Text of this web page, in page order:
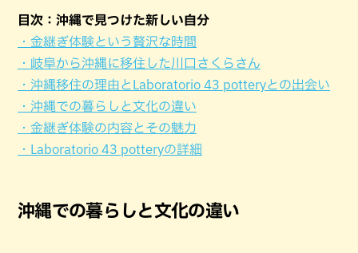
目次：沖縄で見つけた新しい自分
・金継ぎ体験という贅沢な時間
・岐阜から沖縄に移住した川口さくらさん
・沖縄移住の理由とLaboratorio 43 potteryとの出会い
・沖縄での暮らしと文化の違い
・金継ぎ体験の内容とその魅力
・Laboratorio 43 potteryの詳細
沖縄での暮らしと文化の違い